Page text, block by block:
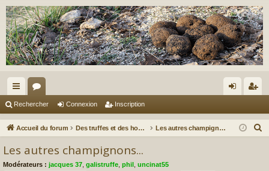
ac
co
or
u ne cri
Rechercher Connexion Inscription
Accueil du forum Des truffes et des hommes. Les autres champignons...
Les autres champignons...
Modérateurs : jacques 37 galistruffe phil uncinat55